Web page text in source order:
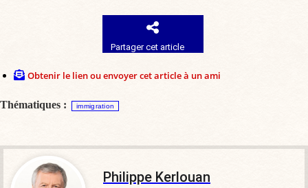
Partager cet article
Obtenir le lien ou envoyer cet article à un ami
Thématiques : immigration
Philippe Kerlouan